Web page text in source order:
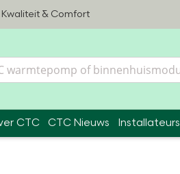
Kwaliteit & Comfort
CTC CTC Nieuws Installateurs